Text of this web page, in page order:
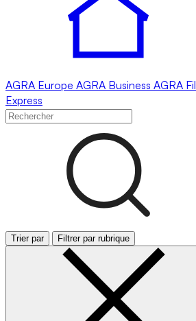
AGRA Europe AGRA Business AGRA Fil
Express
Trier par Filtrer par rubrique